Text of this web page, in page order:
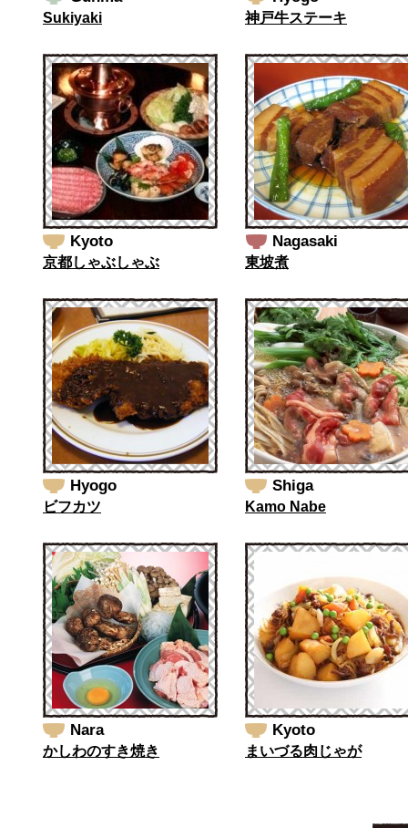
Sukiyaki 神戸牛ステーキ
Kyoto
京都しゃぶしゃぶ
Nagasaki
東坡煮
Hyogo
ビフカツ
Shiga
Kamo Nabe
Nara
かしわのすき焼き
Kyoto
まいづる肉じゃが